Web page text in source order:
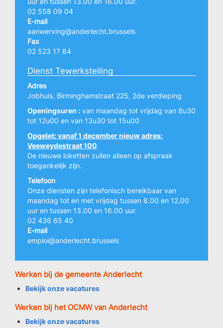
02 558 09 04
E-mail
aanwerving@anderlecht.brussels
Fax
02 523 17 84
Dienst Tewerkstelling
Adres
Jobhuis, Birminghamstraat 225, 2de verdieping
Openingsuren : van maandag tot vrijdag van 8u30
tot 12u00 en van 13u30 tot 15u00
Opgelet: vanaf 1 december nieuw adres:
Veeweydestraat 100
De nieuwe loketten zullen alleen op afspraak
toegankelijk zijn.
Telefoon
Onze diensten zijn telefonisch bereikbaar van
maandag tot en met vrijdag tussen 8.00 en 12.00
uur en tussen 13.00 en 16.00 uur.
02 436 65 40
E-mail
emploi@anderlecht.brussels
Werken bij de gemeente Anderlecht
Bekijk onze vacatures
Werken bij het OCMW van Anderlecht
Bekijk onze vacatures